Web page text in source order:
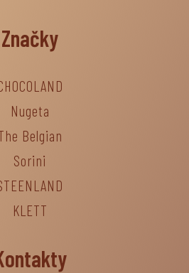
Značky
Nugeta
Belgian
Sorini
KLETT